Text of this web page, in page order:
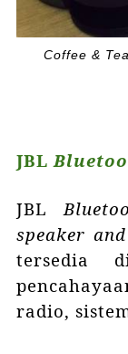
Coffee &
JBL
JBL
speaker
tersedia
radio,